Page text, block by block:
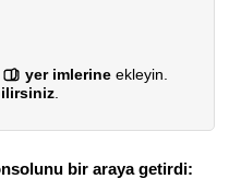
yer imlerine ekleyin.
bir araya getirdi: